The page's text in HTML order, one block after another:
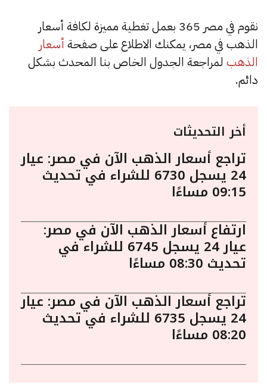
نقوم في مصر 365 بعمل تغطية مميزة لكافة أسعار
الذهب في مصر، يمكنك الاطلاع على صفحة أسعار
الذهب لمراجعة الجدول الخاص بنا المحدث بشكل
دائم.
أخر التحديثات
تراجع أسعار الذهب الآن في مصر: عيار
24 يسجل 6730 للشراء في تحديث
09:15 مساءًا
ارتفاع أسعار الذهب الآن في مصر:
عيار 24 يسجل 6745 للشراء في
تحديث 08:30 مساءًا
تراجع أسعار الذهب الآن في مصر: عيار
24 يسجل 6735 للشراء في تحديث
08:20 مساءًا